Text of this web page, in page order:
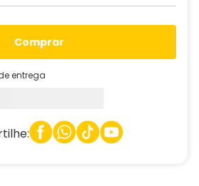
comprar
entrega